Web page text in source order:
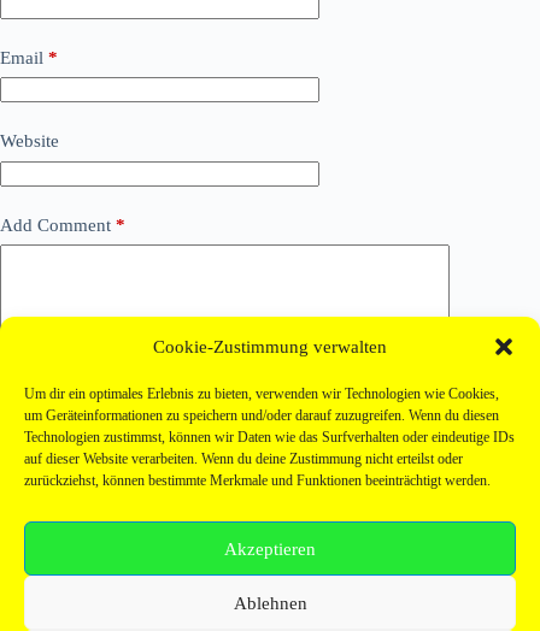
Cookie-Zustimmung verwalten
Um dir ein optimales Erlebnis zu bieten, verwenden wir Technologien wie Cookies,
um Geräteinformationen zu speichern und/oder darauf zuzugreifen. Wenn du diesen
Technologien zustimmst, können wir Daten wie das Surfverhalten oder eindeutige IDs
auf dieser Website verarbeiten. Wenn du deine Zustimmung nicht erteilst oder
zurückziehst, können bestimmte Merkmale und Funktionen beeinträchtigt werden.
Akzeptieren
Ablehnen
Email *
Website
Add Comment *
Post Comment